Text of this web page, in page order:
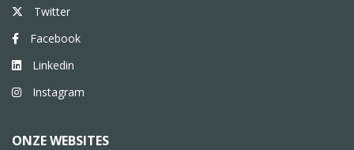
Twitter
Facebook
Linkedin
Instagram
ONZE WEBSITES